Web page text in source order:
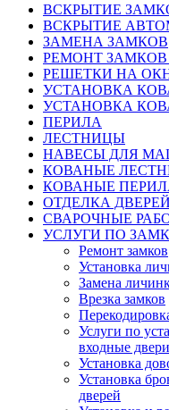
ВСКРЫТИЕ
ВСКРЫТИЕ
ЗАМЕНА ЗАМКОВ
РЕМОНТ
РЕШЕТКИ НА
УСТАНОВКА
УСТАНОВКА
ПЕРИЛА
ЛЕСТНИЦЫ
НАВЕСЫ ДЛЯ
КОВАНЫЕ
КОВАНЫЕ
ОТДЕЛКА ДВЕРЕЙ
СВАРОЧНЫЕ
УСЛУГИ ПО
Ремонт замков
Установка
Замена
Врезка замков
Услуги по
входные двери
Установка
Установка
дверей